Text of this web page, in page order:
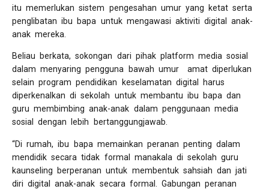
itu memerlukan sistem pengesahan umur yang ketat serta
penglibatan ibu bapa untuk mengawasi aktiviti digital anak-
anak mereka.
Beliau berkata, sokongan dari pihak platform media sosial
dalam menyaring pengguna bawah umur amat diperlukan
selain program pendidikan keselamatan digital harus
diperkenalkan di sekolah untuk membantu ibu bapa dan
guru membimbing anak-anak dalam penggunaan media
sosial dengan lebih bertanggungjawab.
“Di rumah, ibu bapa memainkan peranan penting dalam
mendidik secara tidak formal manakala di sekolah guru
kaunseling berperanan untuk membentuk sahsiah dan jati
diri digital anak-anak secara formal. Gabungan peranan